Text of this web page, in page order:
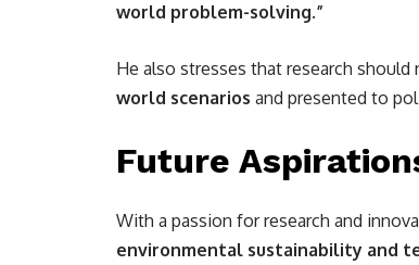
world problem-solving.”
He also stresses that research
world scenarios and presented to
Future
With a passion for research and
environmental sustainability and